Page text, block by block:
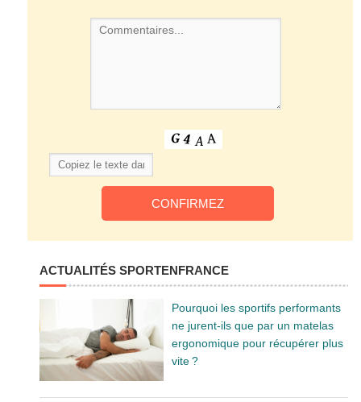
ACTUALITÉS SPORTENFRANCE
Pourquoi les sportifs performants
ne jurent-ils que par un matelas
ergonomique pour récupérer plus
vite ?